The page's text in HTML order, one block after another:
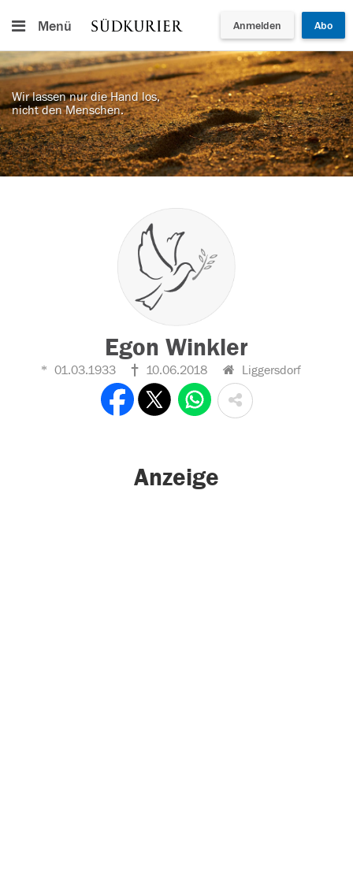
Menü Anmelden Abo
Wir lassen nur die Hand los,
nicht den Menschen.
Egon Winkler
01.03.1933 10.06.2018 Liggersdorf
Anzeige